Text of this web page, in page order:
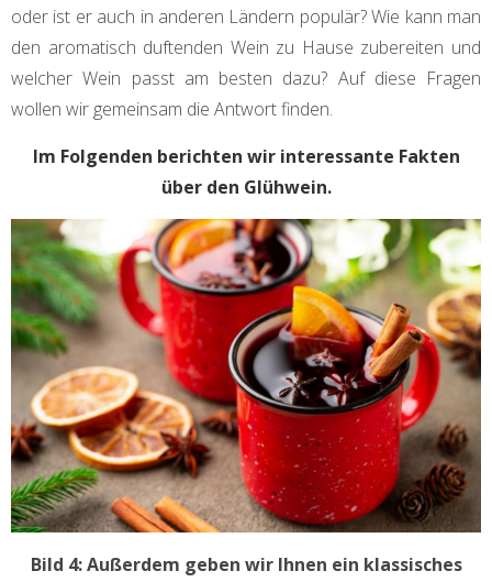
oder ist er auch in anderen Ländern populär? Wie kann man
den aromatisch duftenden Wein zu Hause zubereiten und
welcher Wein passt am besten dazu? Auf diese Fragen
wollen wir gemeinsam die Antwort finden.
Im Folgenden berichten wir interessante Fakten
über den Glühwein.
Bild 4: Außerdem geben wir Ihnen ein klassisches